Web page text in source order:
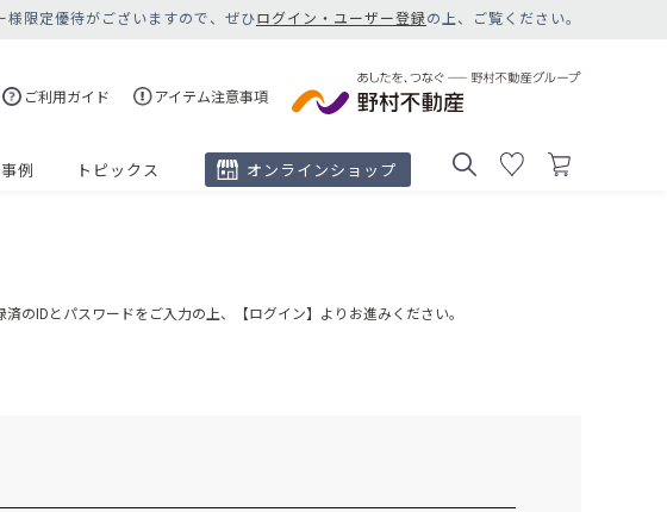
様限定優待がございますので、ぜひログイン・ユーザー登録の上、ご覧ください。
ご利用ガイド アイテム注意事項
例 トピックス オンラインショップ
IDとパスワードをご入力の上、【ログイン】よりお進みください。